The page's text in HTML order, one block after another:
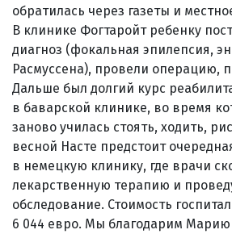
обратилась через газеты и
В клинике Фогтаройт ребенку
диагноз (фокальная эпилепсия,
Расмуссена), провели операцию,
Дальше был долгий курс
в баварской клинике, во время
заново училась стоять, ходить,
весной Насте предстоит
в немецкую клинику, где врачи
лекарственную терапию и
обследование. Стоимость
6 044 евро. Мы благодарим